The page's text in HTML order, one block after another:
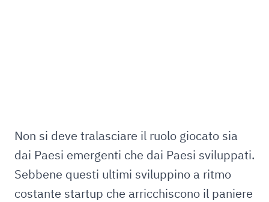
Non si deve tralasciare il ruolo giocato sia
dai Paesi emergenti che dai Paesi sviluppati.
Sebbene questi ultimi sviluppino a ritmo
costante startup che arricchiscono il paniere